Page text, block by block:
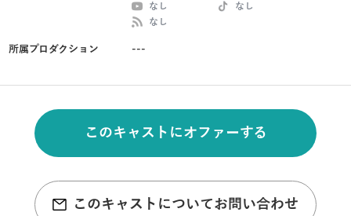
なし
なし
なし
所属プロダクション ---
このキャストにオファーする
このキャストについてお問い合わせ